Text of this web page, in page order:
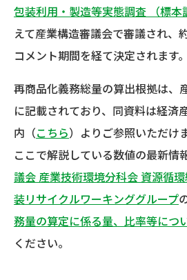
包装利用・製造等実態調査 （標本
えて産業構造審議会で審議され、
コメント期間を経て決定されます。
再商品化義務総量の算出根拠は、
に記載されており、同資料は経済
内（こちら）よりご参照いただけま
ここで解説している数値の最新情
議会 産業技術環境分科会 資源循
装リサイクルワーキンググループ
務量の算定に係る量、比率等につ
ください。